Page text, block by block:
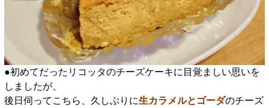
●初めてだったリコッタのチーズケーキに目覚ましい思いを
しましたが、
後日伺ってこちら、久しぶりに生カラメルとゴーダのチーズ